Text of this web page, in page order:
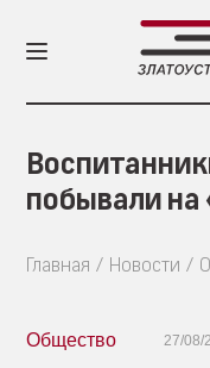
побывали
Главная Новости
Общество 27/08/